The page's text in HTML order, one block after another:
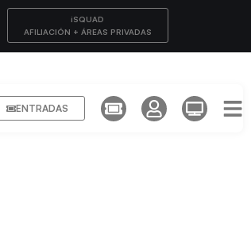
iSQUAD
AFILIACIÓN + ÁREAS PRIVADAS
ENTRADAS